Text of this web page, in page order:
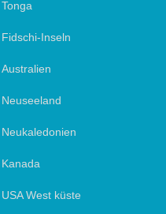
Tonga
Fidschi-Inseln
Australien
Neuseeland
Neukaledonien
Kanada
USA West küste